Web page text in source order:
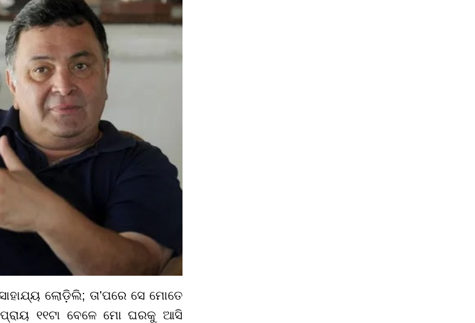
ଲୋଡ଼ିଲି; ତା'ପରେ ସେ ମୋତେ
୧୧ଟା ବେଳେ ମୋ ଘରକୁ ଆସି